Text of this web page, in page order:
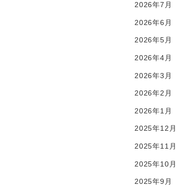
2026年7月
2026年6月
2026年5月
2026年4月
2026年3月
2026年2月
2026年1月
2025年12月
2025年11月
2025年10月
2025年9月